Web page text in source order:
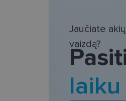
Jaučiate
vaizdą?
laiku